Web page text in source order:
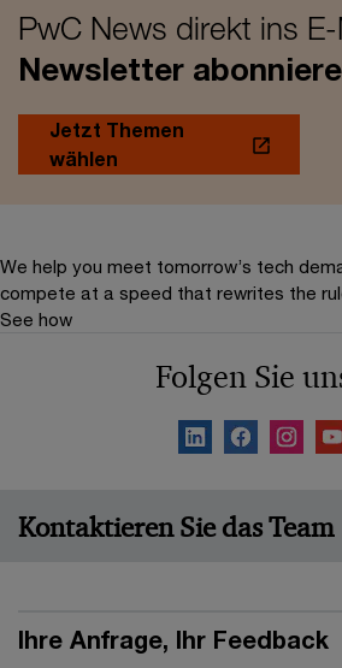
PwC News direkt ins
Newsletter
Jetzt Themen
wählen
We help you meet tomorrow’s tech
compete at a speed that rewrites the
See how
Folgen Sie
Kontaktieren Sie das Team
Ihre Anfrage, Ihr Feedback